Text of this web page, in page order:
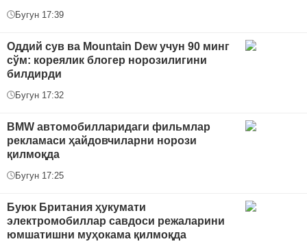
Бугун 17:39
Оддий сув ва Mountain Dew учун 90 минг
сўм: кореялик блогер норозилигини
билдирди
Бугун 17:32
BMW автомобилларидаги фильмлар
рекламаси ҳайдовчиларни норози
қилмоқда
Бугун 17:25
Буюк Британия ҳукумати
электромобиллар савдоси режаларини
юмшатишни муҳокама қилмоқда